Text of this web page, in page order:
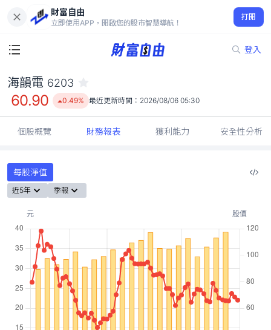
財富自由
立即使用APP，開啟您的股市智慧導航！
打開
登入
60.90
0.49%
海韻電 6203
60.90 0.49% 最近更新時間： 2026/08/06 05:30
個股概覽 財務報表 獲利能力 安全性分析
每股淨值
近5年 季報